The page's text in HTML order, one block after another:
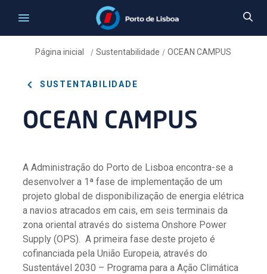
Página inicial /Sustentabilidade /OCEAN CAMPUS
SUSTENTABILIDADE
OCEAN CAMPUS
A Administração do Porto de Lisboa encontra-se a
desenvolver a 1ª fase de implementação de um
projeto global de disponibilização de energia elétrica
a navios atracados em cais, em seis terminais da
zona oriental através do sistema Onshore Power
Supply (OPS). A primeira fase deste projeto é
cofinanciada pela União Europeia, através do
Sustentável 2030 – Programa para a Ação Climática